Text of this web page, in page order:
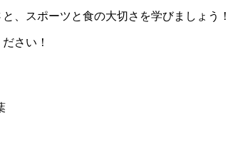
、スポーツと食の大切さを学びましょう！
さい！